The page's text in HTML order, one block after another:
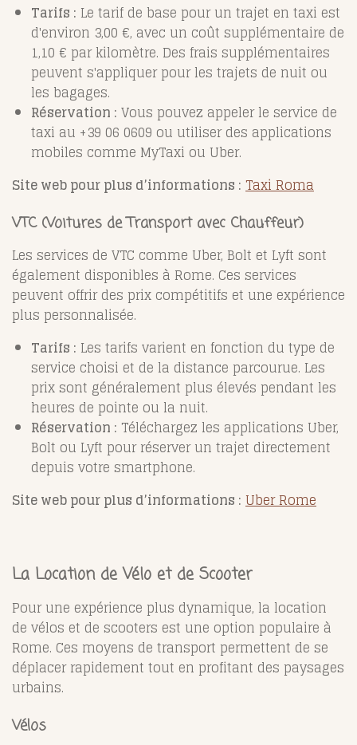
Tarifs : Le tarif de base pour un trajet en taxi est
d'environ 3,00 €, avec un coût supplémentaire de
1,10 € par kilomètre. Des frais supplémentaires
peuvent s'appliquer pour les trajets de nuit ou
les bagages.
Réservation : Vous pouvez appeler le service de
taxi au +39 06 0609 ou utiliser des applications
mobiles comme MyTaxi ou Uber.
Site web pour plus d’informations : Taxi Roma
VTC (Voitures de Transport avec Chauffeur)
Les services de VTC comme Uber, Bolt et Lyft sont
également disponibles à Rome. Ces services
peuvent offrir des prix compétitifs et une expérience
plus personnalisée.
Tarifs : Les tarifs varient en fonction du type de
service choisi et de la distance parcourue. Les
prix sont généralement plus élevés pendant les
heures de pointe ou la nuit.
Réservation : Téléchargez les applications Uber,
Bolt ou Lyft pour réserver un trajet directement
depuis votre smartphone.
Site web pour plus d’informations : Uber Rome
La Location de Vélo et de Scooter
Pour une expérience plus dynamique, la location
de vélos et de scooters est une option populaire à
Rome. Ces moyens de transport permettent de se
déplacer rapidement tout en profitant des paysages
urbains.
Vélos